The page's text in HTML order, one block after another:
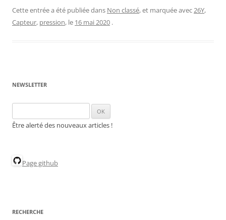
Cette entrée a été publiée dans Non classé, et marquée avec26Y,
Capteur, pression, le 16 mai 2020 .
NEWSLETTER
Être alerté des nouveaux articles !
Page github
RECHERCHE